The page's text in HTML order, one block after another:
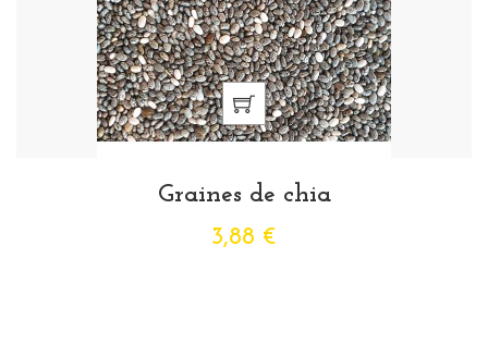
Graines de chia
3,88 €